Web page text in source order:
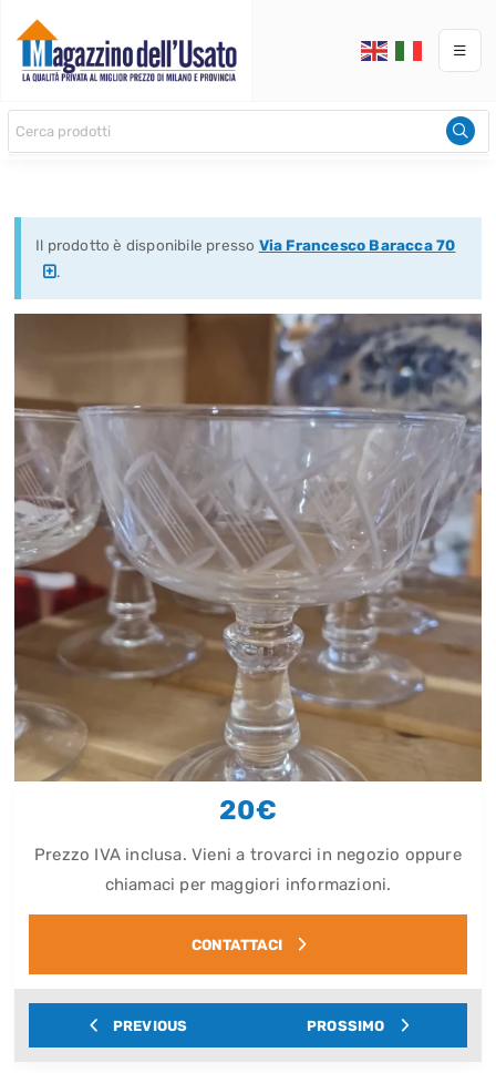
Il prodotto è disponibile presso Via Francesco Baracca 70
.
20€
Prezzo IVA inclusa. Vieni a trovarci in negozio oppure
chiamaci per maggiori informazioni.
CONTATTACI
PREVIOUS PROSSIMO